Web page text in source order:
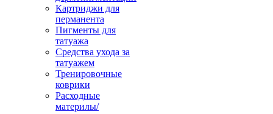
Картриджи для
перманента
Пигменты для
татуажа
Средства ухода за
татуажем
Тренировочные
коврики
Расходные
материлы/